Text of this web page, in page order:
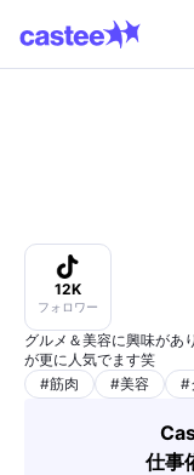
12K
フォロワー
グルメ＆美容に興味があ
が更に人気でます笑
#筋肉 #美容 #
仕事